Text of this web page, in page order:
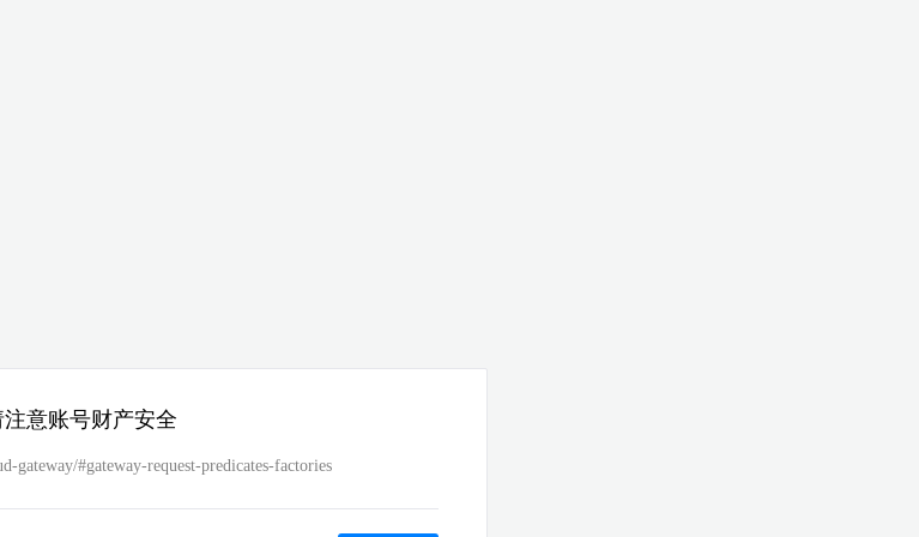
意账号财产安全
gateway/#gateway-request-predicates-factories